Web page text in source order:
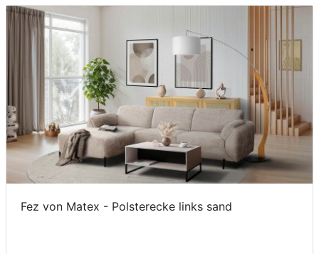
Fez von Matex - Polsterecke links sand